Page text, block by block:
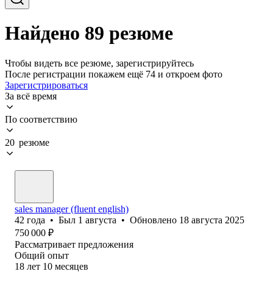
Найдено 89 резюме
Чтобы видеть все резюме, зарегистрируйтесь
После регистрации покажем ещё 74 и откроем фото
Зарегистрироваться
За всё время
По соответствию
20 резюме
sales manager (fluent english)
42 года • Был 1 августа • Обновлено 18 августа 2025
750 000 ₽
Рассматривает предложения
Общий опыт
18 лет 10 месяцев